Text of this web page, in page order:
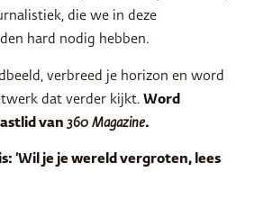
die we in deze
hard nodig hebben.
verbreed je horizon en word
dat verder kijkt. Word
van 360 Magazine.
‘Wil je je wereld vergroten, lees